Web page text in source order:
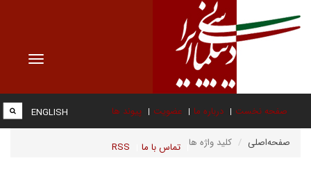
Toggle
صفحه نخست درباره ما عضویت پیوند ها
تماس با ما RSS
ENGLISH
صفحه‌اصلی کلید واژه ها